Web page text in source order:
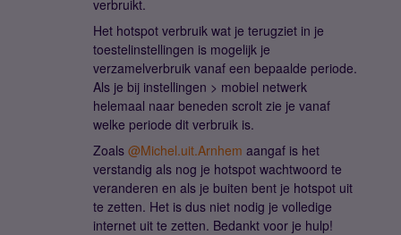
verbruikt.
Het hotspot verbruik wat je terugziet in je
toestelinstellingen is mogelijk je
verzamelverbruik vanaf een bepaalde periode.
Als je bij instellingen > mobiel netwerk
helemaal naar beneden scrolt zie je vanaf
welke periode dit verbruik is.
Zoals @Michel.uit.Arnhem aangaf is het
verstandig als nog je hotspot wachtwoord te
veranderen en als je buiten bent je hotspot uit
te zetten. Het is dus niet nodig je volledige
internet uit te zetten. Bedankt voor je hulp!